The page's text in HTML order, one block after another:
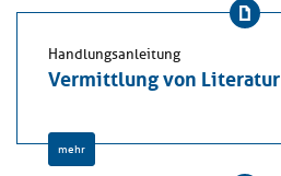
Handlungsanleitung
Vermittlung von Literatur
mehr